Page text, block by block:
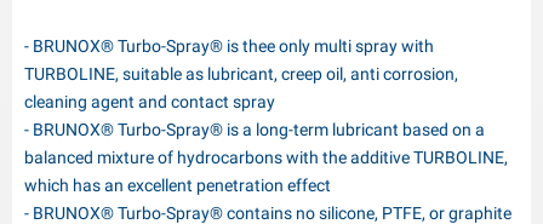
- BRUNOX® Turbo-Spray® is thee only multi spray with
TURBOLINE, suitable as lubricant, creep oil, anti corrosion,
cleaning agent and contact spray
- BRUNOX® Turbo-Spray® is a long-term lubricant based on a
balanced mixture of hydrocarbons with the additive TURBOLINE,
which has an excellent penetration effect
- BRUNOX® Turbo-Spray® contains no silicone, PTFE, or graphite